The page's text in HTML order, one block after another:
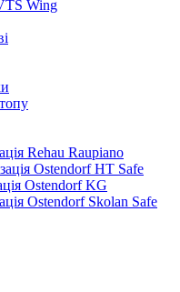
Wing
Rehau Raupiano
Ostendorf HT Safe
Ostendorf KG
Ostendorf Skolan Safe